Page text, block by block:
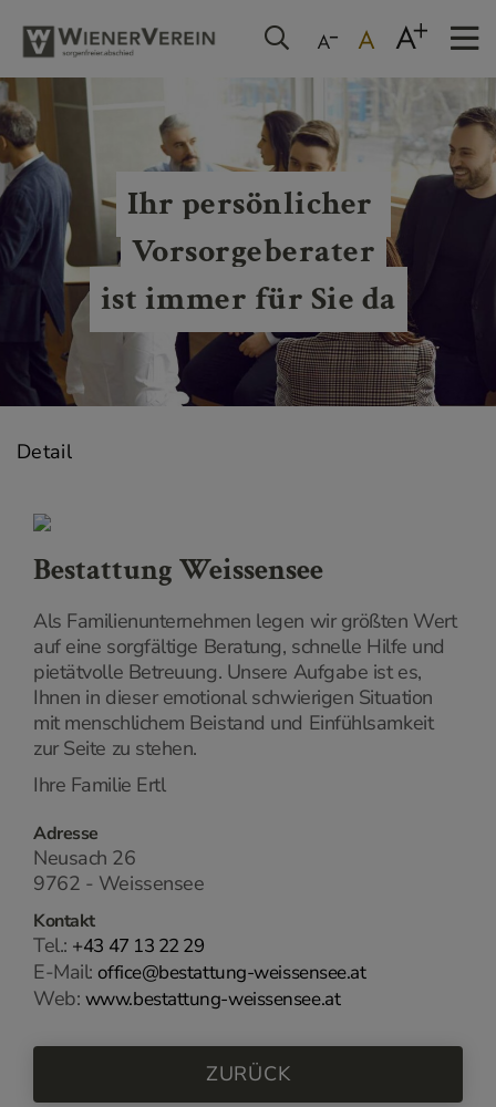
Ihr persönlicher
Vorsorgeberater
ist immer für Sie da
Detail
Bestattung Weissensee
Als Familienunternehmen legen wir größten Wert
auf eine sorgfältige Beratung, schnelle Hilfe und
pietätvolle Betreuung. Unsere Aufgabe ist es,
Ihnen in dieser emotional schwierigen Situation
mit menschlichem Beistand und Einfühlsamkeit
zur Seite zu stehen.
Ihre Familie Ertl
Adresse
Neusach 26
9762 - Weissensee
Kontakt
Tel.: +43 47 13 22 29
E-Mail: office@bestattung-weissensee.at
Web: www.bestattung-weissensee.at
ZURÜCK